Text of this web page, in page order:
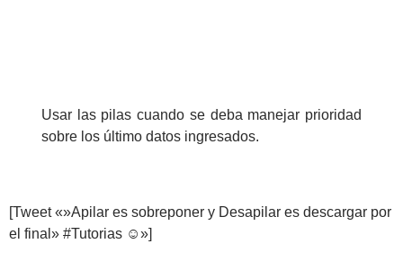
Usar las pilas cuando se deba manejar prioridad
sobre los último datos ingresados.
[Tweet «»Apilar es sobreponer y Desapilar es descargar por
el final» #Tutorias ☺»]